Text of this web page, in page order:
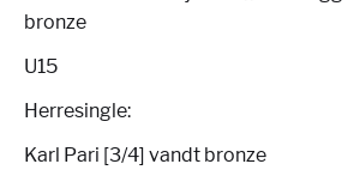
bronze
U15
Herresingle:
Karl Pari [3/4] vandt bronze